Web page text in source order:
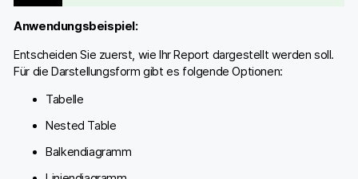
Anwendungsbeispiel:
Entscheiden Sie zuerst, wie Ihr Report dargestellt werden soll.
Für die Darstellungsform gibt es folgende Optionen:
Tabelle
Nested Table
Balkendiagramm